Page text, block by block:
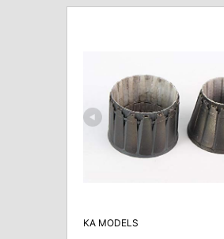
KA MODELS